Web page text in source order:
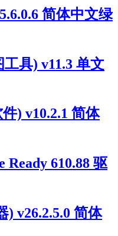
简体中文绿
具) v11.3 单文
) v10.2.1 简体
Ready 610.88 驱
v26.2.5.0 简体